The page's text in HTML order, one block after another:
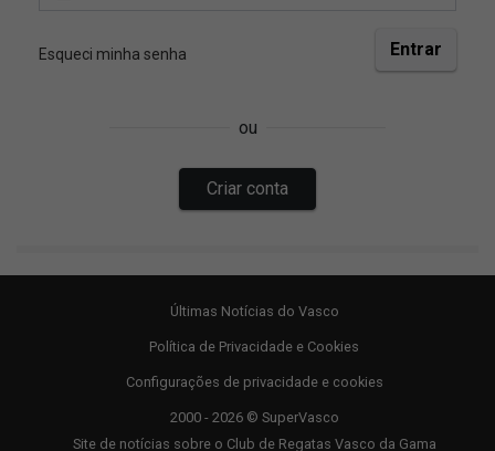
Últimas Notícias do Vasco
Política de Privacidade e Cookies
Configurações de privacidade e cookies
2000 - 2026 © SuperVasco
Site de notícias sobre o Club de Regatas Vasco da Gama